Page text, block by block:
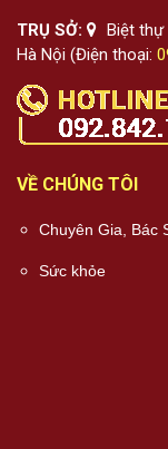
TRỤ SỞ:
Biệt thự
Hà Nội (Điện thoại:
VỀ CHÚNG TÔI
Chuyên Gia, Bác
Sức khỏe